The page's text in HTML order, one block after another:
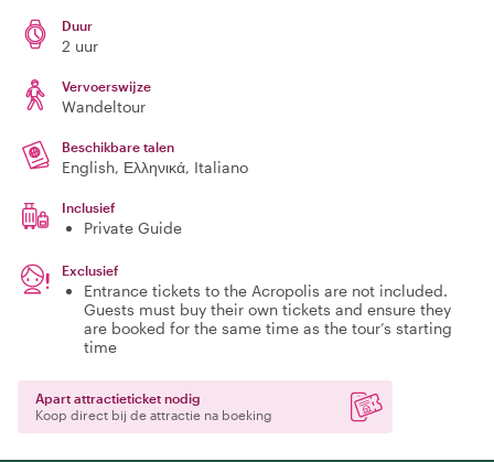
Duur
2 uur
Vervoerswijze
Wandeltour
Beschikbare talen
English, Ελληνικά, Italiano
Inclusief
Private Guide
Exclusief
Entrance tickets to the Acropolis are not included.
Guests must buy their own tickets and ensure they
are booked for the same time as the tour’s starting
time
Apart attractieticket nodig
Koop direct bij de attractie na boeking